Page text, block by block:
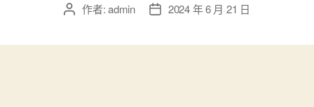
文 作者:admin
文 2024 年 6 月 21 日